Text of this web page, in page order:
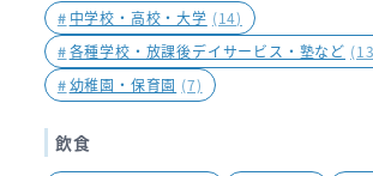
# 中学校・高校・大学 (14)
#各種学校・放課後デイサービス・塾など
#幼稚園・保育園 (7)
飲食